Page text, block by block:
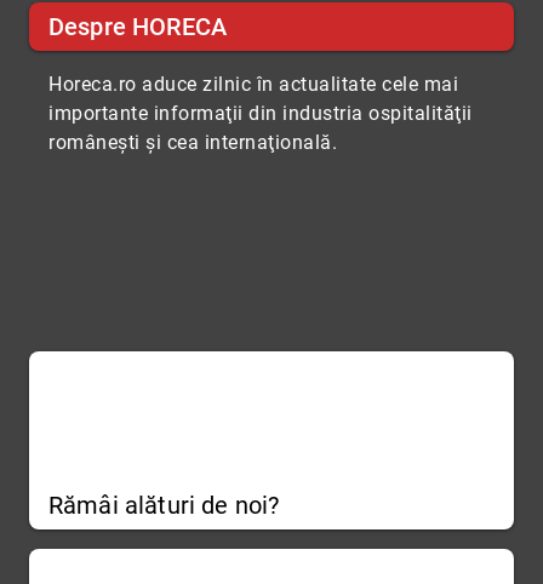
Despre HORECA
Horeca.ro aduce zilnic în actualitate cele mai
importante informaţii din industria ospitalităţii
româneşti şi cea internaţională.
Rămâi alături de noi?